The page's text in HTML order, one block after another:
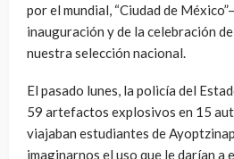
por el mundial, “Ciudad de
inauguración y de la celebración
nuestra selección nacional.
El pasado lunes, la policía del
59 artefactos explosivos en 15
viajaban estudiantes de
imaginarnos el uso que le darían a